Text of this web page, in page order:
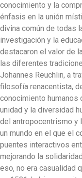
conocimiento y la
énfasis en la unión
divina común de todas
investigación y la
destacaron el valor de
las diferentes
Johannes Reuchlin, a
filosofía renacentista,
conocimiento humanos
unidad y la diversidad
del antropocentrismo y
un mundo en el que el
puentes interactivos
mejorando la
eso, no era casualidad